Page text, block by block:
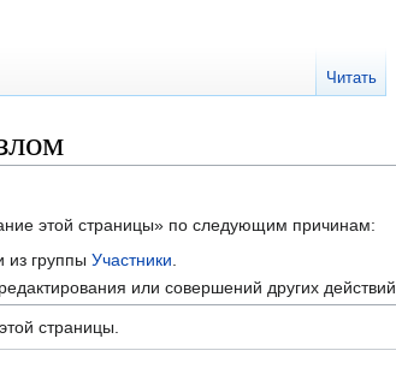
этой страницы» по следующим причинам:
из группыУчастники
или совершений других действий.
страницы.
Читать